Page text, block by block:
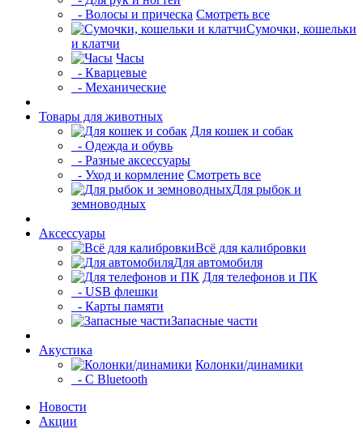
- Волосы и прическа Смотреть все
Сумочки, кошельки
и клатчи
Часы
- Кварцевые
- Механические
Товары для животных
Для кошек и собак
- Одежда и обувь
- Разные аксессуары
- Уход и кормление Смотреть все
Для рыбок и
земноводных
Аксессуары
Всё для калибровки
Для автомобиля
Для телефонов и ПК
- USB флешки
- Карты памяти
Запасные части
Акустика
Колонки/динамики
- С Bluetooth
Новости
Акции